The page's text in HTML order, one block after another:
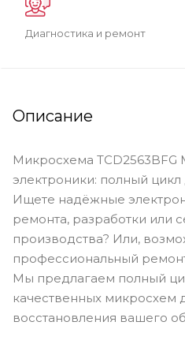
Диагностика и ремонт
Описание
Микросхема
электроники: полный
Ищете надёжные
ремонта, разработки или
производства? Или,
профессиональный
Мы предлагаем полный
качественных микросхем
восстановления вашего